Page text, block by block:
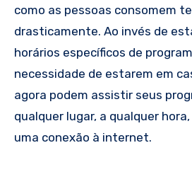
como as pessoas consomem
drasticamente. Ao invés de
horários específicos de
necessidade de estarem em
agora podem assistir seus
qualquer lugar, a qualquer
uma conexão à internet.